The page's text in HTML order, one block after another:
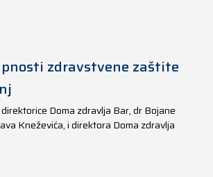
zdravstvene zaštite
Doma zdravlja Bar, dr Bojane
Kneževića, i direktora Doma zdravlja